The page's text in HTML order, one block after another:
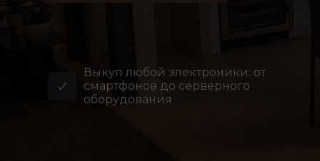
Выкуп любой электроники: от
смартфонов до серверного
оборудования